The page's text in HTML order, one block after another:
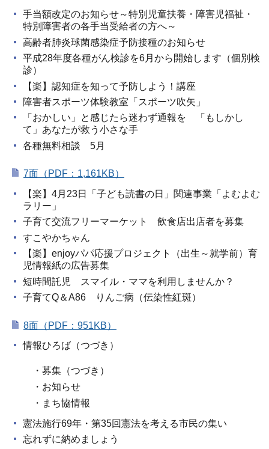
手当額改定のお知らせ～特別児童扶養・障害児福祉・
特別障害者の各手当受給者の方へ～
高齢者肺炎球菌感染症予防接種のお知らせ
平成28年度各種がん検診を6月から開始します（個別検
診）
【楽】認知症を知って予防しよう！講座
障害者スポーツ体験教室「スポーツ吹矢」
「おかしい」と感じたら迷わず通報を 「もしかし
て」あなたが救う小さな手
各種無料相談 5月
7面（PDF：1,161KB）
【楽】4月23日「子ども読書の日」関連事業「よむよむ
ラリー」
子育て交流フリーマーケット 飲食店出店者を募集
すこやかちゃん
【楽】enjoyパパ応援プロジェクト（出生～就学前）育
児情報紙の広告募集
短時間託児 スマイル・ママを利用しませんか？
子育てQ＆A86 りんご病（伝染性紅斑）
8面（PDF：951KB）
情報ひろば（つづき）
・募集（つづき）
・お知らせ
・まち協情報
憲法施行69年・第35回憲法を考える市民の集い
忘れずに納めましょう